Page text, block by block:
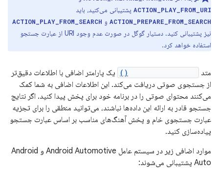
ACTION_PLAY_FROM_URI پشتیبانی می‌کنید، باید
ACTION_PREPARE_FROM_SEARCH و ACTION_PLAY_FROM_SEARCH
نیز پشتیبانی کنید. دستیار گوگل در صورت عدم وجود URI از عبارت جستجو
استفاده خواهد کرد.
متد
یک پارامتر اضافی با اطلاعات دقیق‌تر
از جستجوی صوتی دریافت می‌کند. این اطلاعات اضافی به شما کمک
می‌کنند محتوای صوتی را در برنامه خود برای پخش پیدا کنید. اگر نتایج
جستجو قادر به ارائه این داده‌ها نباشند، می‌توانید منطقی را برای تجزیه
عبارت جستجوی خام و پخش آهنگ‌های مناسب بر اساس عبارت جستجو
پیاده‌سازی کنید.
موارد اضافی زیر در سیستم عامل Android Automotive و Android
Auto پشتیبانی می‌شوند: